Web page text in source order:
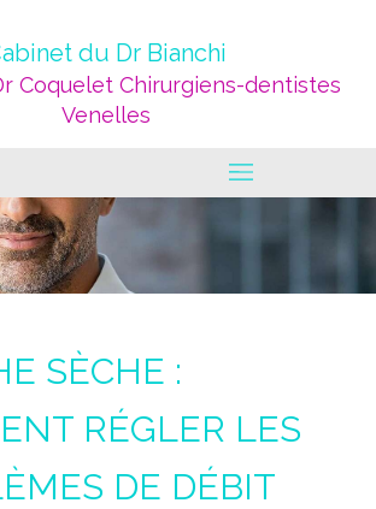
du Dr Bianchi
Coquelet Chirurgiens-dentistes
Venelles
SÈCHE :
RÉGLER LES
DE DÉBIT